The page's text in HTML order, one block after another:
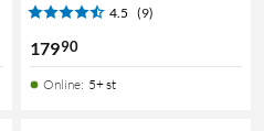
4.5 (9)
17990
Online: 5+ st